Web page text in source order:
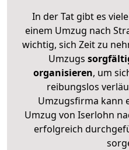
In der Tat gibt es
einem Umzug nach
wichtig, sich Zeit zu
Umzugs
organisieren, um
reibungslos
Umzugsfirma kann
Umzug von Iserlohn
erfolgreich